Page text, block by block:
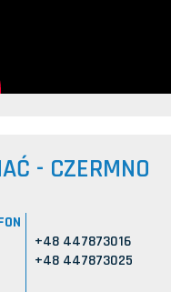
- CZERMNO
+48 447873016
+48 447873025